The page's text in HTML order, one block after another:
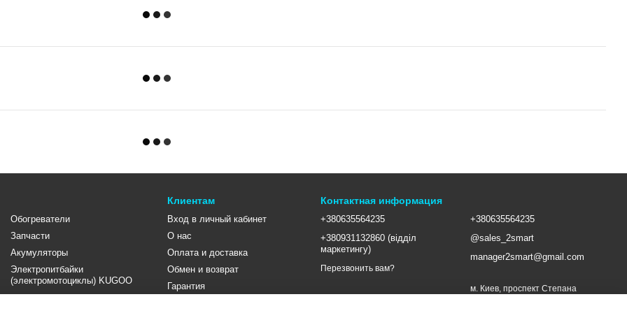
Обогреватели
Запчасти
Акумуляторы
Электропитбайки
(электромотоциклы) KUGOO
Клиентам
Вход в личный кабинет
О нас
Оплата и доставка
Обмен и возврат
Гарантия
Контактная информация
+380635564235
+380931132860 (відділ
маркетингу)
Перезвонить вам?
+380635564235
@sales_2smart
manager2smart@gmail.com
м. Киев, проспект Степана